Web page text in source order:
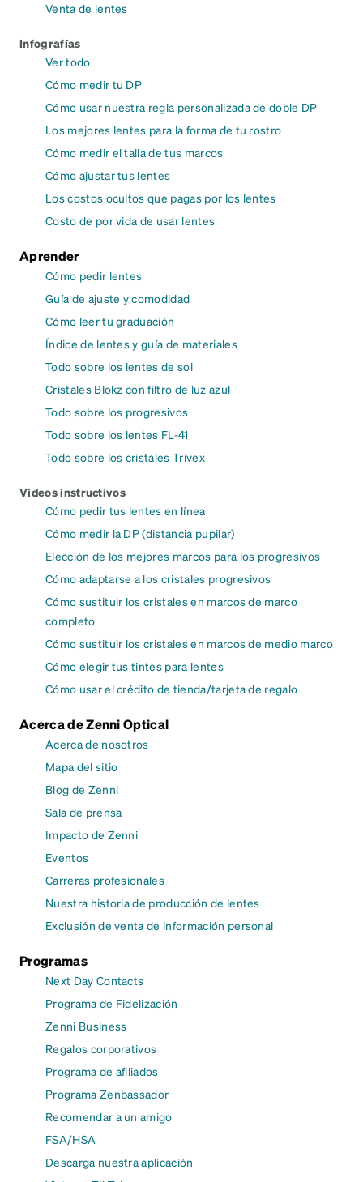
Venta de lentes
Infografías
Ver todo
Cómo medir tu DP
Cómo usar nuestra regla personalizada de doble DP
Los mejores lentes para la forma de tu rostro
Cómo medir el talla de tus marcos
Cómo ajustar tus lentes
Los costos ocultos que pagas por los lentes
Costo de por vida de usar lentes
Aprender
Cómo pedir lentes
Guía de ajuste y comodidad
Cómo leer tu graduación
Índice de lentes y guía de materiales
Todo sobre los lentes de sol
Cristales Blokz con filtro de luz azul
Todo sobre los progresivos
Todo sobre los lentes FL-41
Todo sobre los cristales Trivex
Videos instructivos
Cómo pedir tus lentes en línea
Cómo medir la DP (distancia pupilar)
Elección de los mejores marcos para los progresivos
Cómo adaptarse a los cristales progresivos
Cómo sustituir los cristales en marcos de marco
completo
Cómo sustituir los cristales en marcos de medio marco
Cómo elegir tus tintes para lentes
Cómo usar el crédito de tienda/tarjeta de regalo
Acerca de Zenni Optical
Acerca de nosotros
Mapa del sitio
Blog de Zenni
Sala de prensa
Impacto de Zenni
Eventos
Carreras profesionales
Nuestra historia de producción de lentes
Exclusión de venta de información personal
Programas
Next Day Contacts
Programa de Fidelización
Zenni Business
Regalos corporativos
Programa de afiliados
Programa Zenbassador
Recomendar a un amigo
FSA/HSA
Descarga nuestra aplicación